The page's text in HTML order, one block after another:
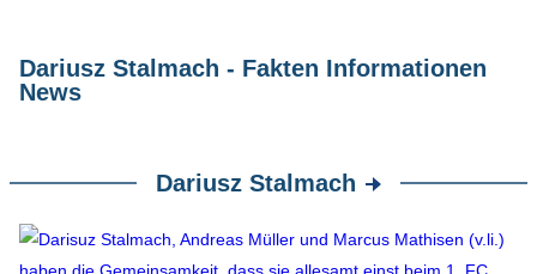
Dariusz Stalmach - Fakten Informationen
News
Dariusz Stalmach